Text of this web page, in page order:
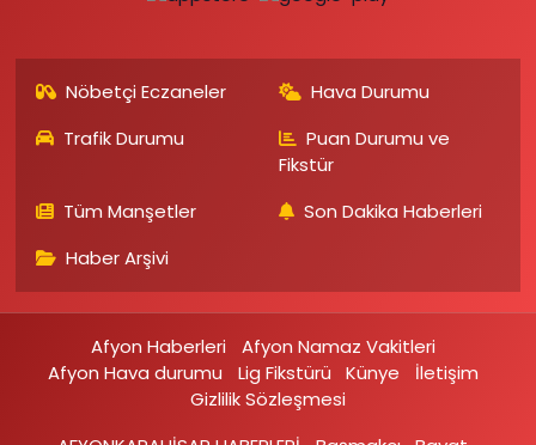
Nöbetçi Eczaneler
Hava Durumu
Trafik Durumu
Puan Durumu ve
Fikstür
Tüm Manşetler
Son Dakika Haberleri
Haber Arşivi
Afyon Haberleri
Afyon Namaz Vakitleri
Afyon Hava durumu
Lig Fikstürü Künye
İletişim
Gizlilik Sözleşmesi